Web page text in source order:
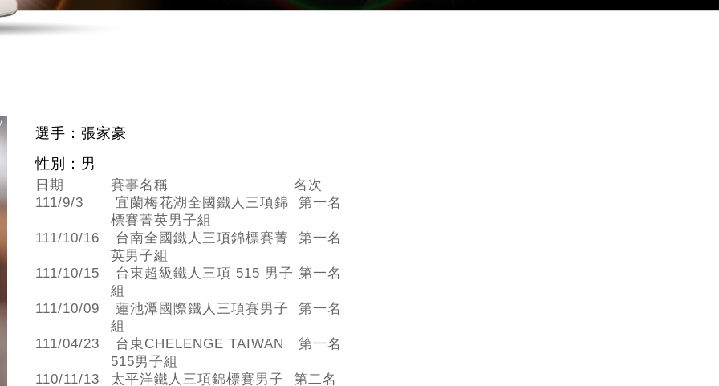
選手：張家豪
性別：男
日期 賽事名稱
名次
111/9/3
宜蘭梅花湖全國鐵人三項錦
標賽菁英男子組
第一名
111/10/16
台南全國鐵人三項錦標賽菁
英男子組
第一名
111/10/15
台東超級鐵人三項 515 男子
組
第一名
111/10/09
蓮池潭國際鐵人三項賽男子
組
第一名
111/04/23
台東CHELENGE TAIWAN
515男子組
第一名
110/11/13 太平洋鐵人三項錦標賽男子 第二名